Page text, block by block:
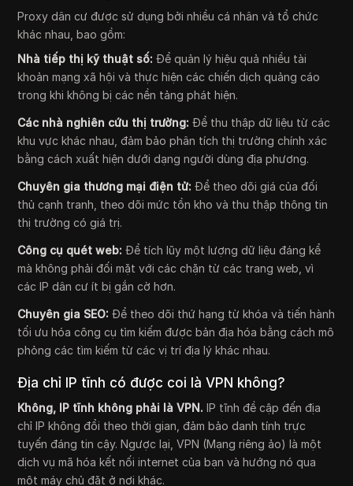
Proxy dân cư được sử dụng bởi nhiều cá nhân và tổ chức
khác nhau, bao gồm:
Nhà tiếp thị kỹ thuật số:Để quản lý hiệu quả nhiều tài
khoản mạng xã hội và thực hiện các chiến dịch quảng cáo
trong khi không bị các nền tảng phát hiện.
Các nhà nghiên cứu thị trường:Để thu thập dữ liệu từ các
khu vực khác nhau, đảm bảo phân tích thị trường chính xác
bằng cách xuất hiện dưới dạng người dùng địa phương.
Chuyên gia thương mại điện tử:Để theo dõi giá của đối
thủ cạnh tranh, theo dõi mức tồn kho và thu thập thông tin
thị trường có giá trị.
Công cụ quét web:Để tích lũy một lượng dữ liệu đáng kể
mà không phải đối mặt với các chặn từ các trang web, vì
các IP dân cư ít bị gắn cờ hơn.
Chuyên gia SEO:Để theo dõi thứ hạng từ khóa và tiến hành
tối ưu hóa công cụ tìm kiếm được bản địa hóa bằng cách mô
phỏng các tìm kiếm từ các vị trí địa lý khác nhau.
Địa chỉ IP tĩnh có được coi là VPN không?
Không, IP tĩnh không phải là VPN.IP tĩnh đề cập đến địa
chỉ IP không đổi theo thời gian, đảm bảo danh tính trực
tuyến đáng tin cậy. Ngược lại, VPN (Mạng riêng ảo) là một
dịch vụ mã hóa kết nối internet của bạn và hướng nó qua
một máy chủ đặt ở nơi khác.